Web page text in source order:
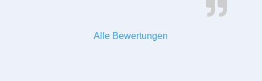
Alle Bewertungen